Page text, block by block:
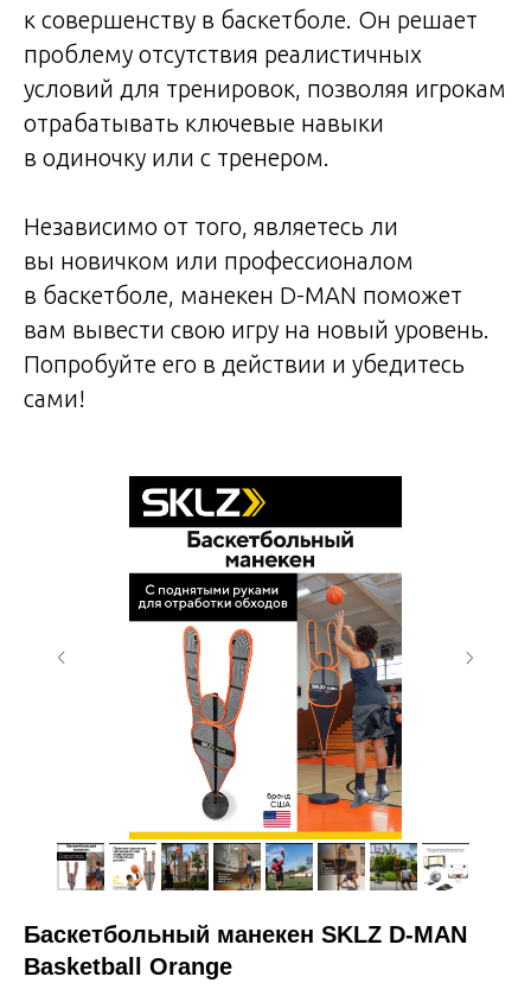
к совершенству в баскетболе. Он решает
проблему отсутствия реалистичных
условий для тренировок, позволяя игрокам
отрабатывать ключевые навыки
в одиночку или с тренером.
Независимо от того, являетесь ли
вы новичком или профессионалом
в баскетболе, манекен D-MAN поможет
вам вывести свою игру на новый уровень.
Попробуйте его в действии и убедитесь
сами!
Баскетбольный манекен SKLZ D-MAN
Basketball Orange